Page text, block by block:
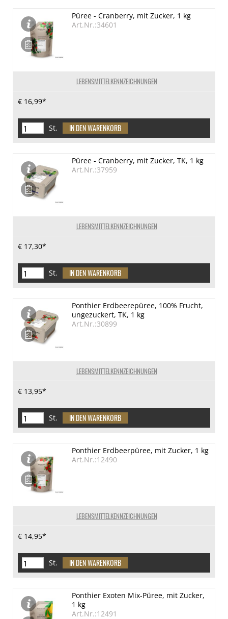
LEBENSMITTELKENNZEICHNUNGEN
Püree - Cranberry, mit Zucker, 1 kg
Art.Nr.:34601
€ 16,99*
St.
LEBENSMITTELKENNZEICHNUNGEN
Püree - Cranberry, mit Zucker, TK, 1 kg
Art.Nr.:37959
€ 17,30*
St.
LEBENSMITTELKENNZEICHNUNGEN
Ponthier Erdbeerepüree, 100% Frucht,
ungezuckert, TK, 1 kg
Art.Nr.:30899
€ 13,95*
St.
LEBENSMITTELKENNZEICHNUNGEN
Ponthier Erdbeerpüree, mit Zucker, 1 kg
Art.Nr.:12490
€ 14,95*
St.
Ponthier Exoten Mix-Püree, mit Zucker,
1 kg
Art.Nr.:12491